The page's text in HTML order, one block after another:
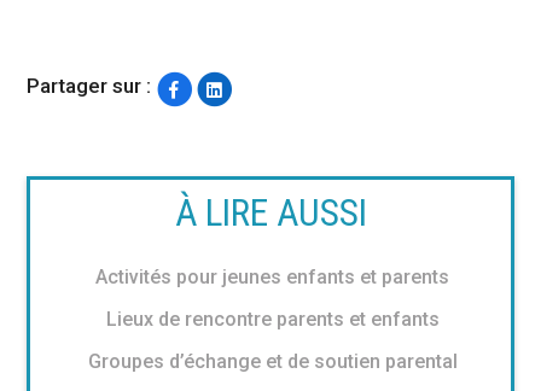
Partager sur :
À LIRE AUSSI
Activités pour jeunes enfants et parents
Lieux de rencontre parents et enfants
Groupes d’échange et de soutien parental